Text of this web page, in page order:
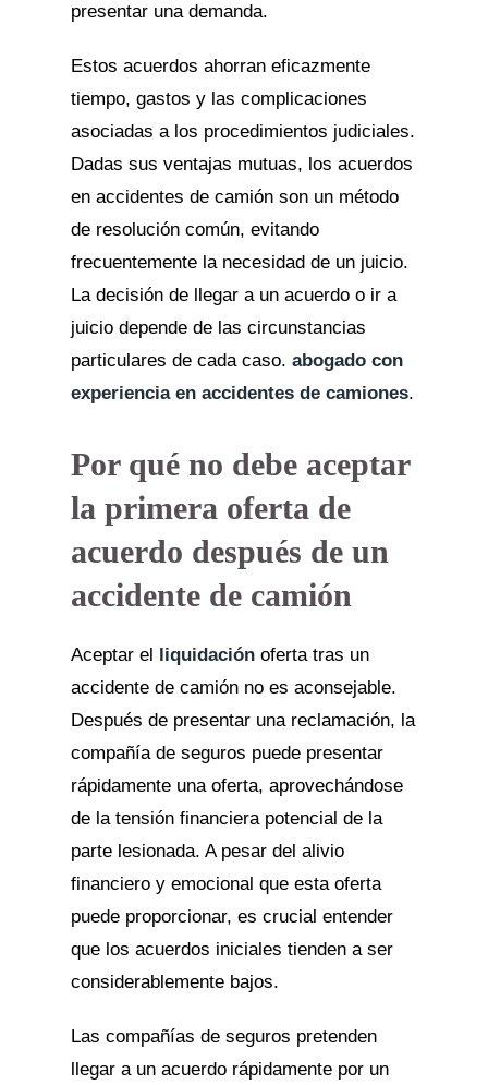
presentar una demanda.
Estos acuerdos ahorran eficazmente
tiempo, gastos y las complicaciones
asociadas a los procedimientos judiciales.
Dadas sus ventajas mutuas, los acuerdos
en accidentes de camión son un método
de resolución común, evitando
frecuentemente la necesidad de un juicio.
La decisión de llegar a un acuerdo o ir a
juicio depende de las circunstancias
particulares de cada caso. abogado con
experiencia en accidentes de camiones.
Por qué no debe aceptar
la primera oferta de
acuerdo después de un
accidente de camión
Aceptar el liquidaciónoferta tras un
accidente de camión no es aconsejable.
Después de presentar una reclamación, la
compañía de seguros puede presentar
rápidamente una oferta, aprovechándose
de la tensión financiera potencial de la
parte lesionada. A pesar del alivio
financiero y emocional que esta oferta
puede proporcionar, es crucial entender
que los acuerdos iniciales tienden a ser
considerablemente bajos.
Las compañías de seguros pretenden
llegar a un acuerdo rápidamente por un